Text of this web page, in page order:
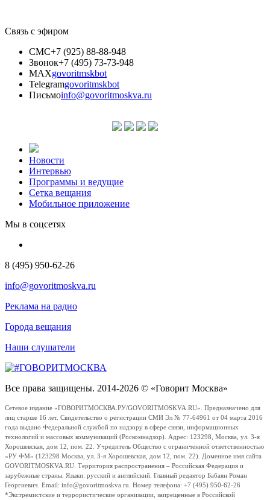
Связь с эфиром
СМС+7 (925) 88-88-948
Звонок+7 (495) 73-73-948
MAXgovoritmskbot
Telegramgovoritmskbot
Письмоinfo@govoritmoskva.ru
Новости
Интервью
Программы и ведущие
Сетка вещания
Мобильное приложение
Мы в соцсетях
8 (495) 950-62-26
info@govoritmoskva.ru
Реклама на радио
Города вещания
Наши слушатели
Все права защищены. 2014-2026 © «Говорит Москва»
Сетевое издание «ГОВОРИТМОСКВА.РУ/GOVORITMOSKVA.RU». Предназначено для
лиц старше 16 лет. Свидетельство о регистрации СМИ Эл № 77-64961 от 04 марта 2016
года выдано Федеральной службой по надзору в сфере связи, информационных
технологий и массовых коммуникаций (Роскомнадзор). Адрес: 123298, Москва, ул. 3-я
Хорошевская, дом 12, пом. 22. Учредитель Общество с ограниченной ответственностью
«РУ ФМ» (123298 Москва, ул. 3-я Хорошевская, дом 12, пом. 22). Доменное имя сайта
GOVORITMOSKVA.RU. Территория распространения – Российская Федерация и
зарубежные страны. Языки: русский и английский. Главный редактор Бабаян Роман
Георгиевич. Email: info@govoritmoskva.ru. Номер телефона: +7 (495) 950-62-26
*Экстремистские и террористические организации, запрещенные в Российской